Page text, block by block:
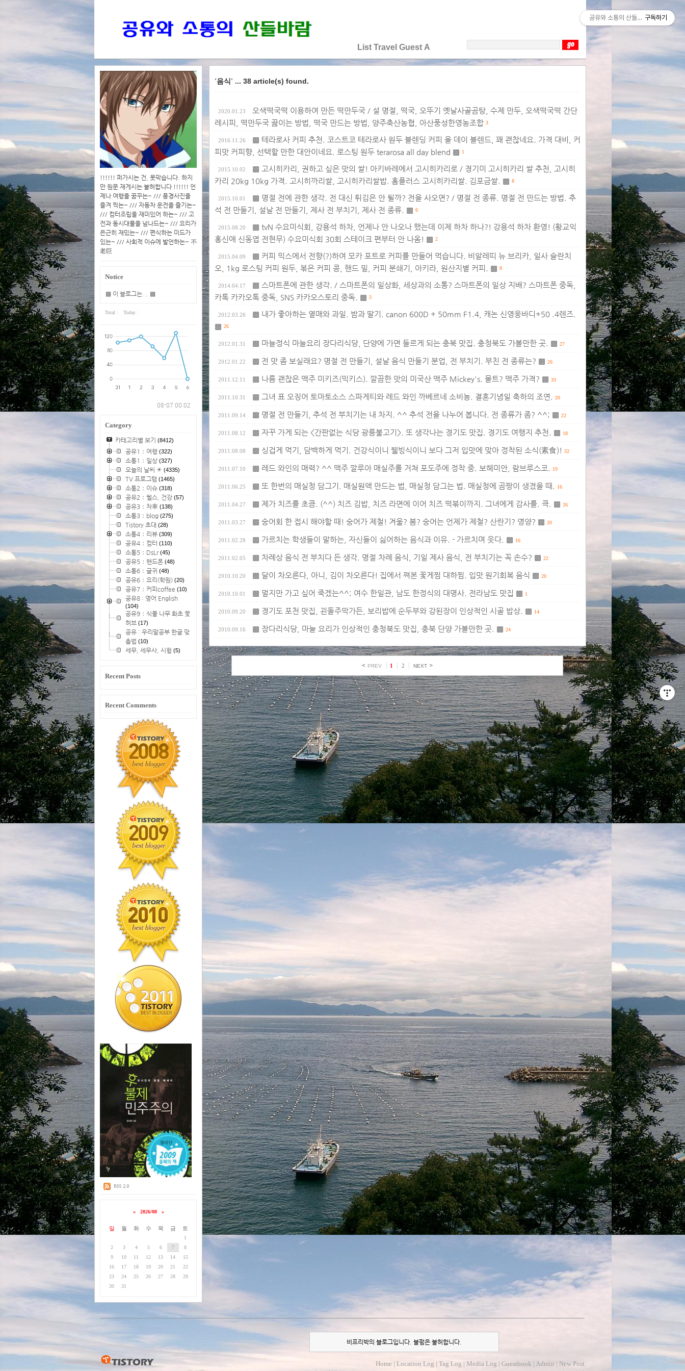
List Travel Guest A
!!!!!! 퍼가시는 건, 못막습니다. 하지
만 원문 재게시는 불허합니다 !!!!!! 언
제나 여행을 꿈꾸는~ /// 풍경사진을
즐겨 찍는~ /// 자동차 운전을 즐기는~
/// 컴터조립을 재미있어 하는~ /// 고
전과 동시대물을 넘나드는~ /// 요리가
은근히 재밌는~ /// 편식하는 미드가
있는~ /// 사회적 이슈에 발언하는~ 不
老巨
Notice
▩ 이 블로그는... ▩
Total : Today :
08-07 00:02
Category
카테고리별 보기 (8412)
공유1：여행 (322)
소통1：일상(327)
오늘의 날씨 ☀ (4335)
TV 프로그램 (1465)
소통2：이슈(318)
공유2：헬스, 건강(57)
공유3：차車(138)
소통3：blog(275)
Tistory 초대 (28)
소통4：리뷰(309)
공유4：컴터 (110)
소통5：DsLr(45)
공유5：핸드폰(48)
소통6：글귀 (48)
공유6：요리(학원)(20)
공유7：커피coffee (10)
공유8 : 영어 English
(104)
공유9：식물 나무 화초 꽃
허브 (17)
공유 : 우리말공부 한글 맞
춤법 (10)
세무, 세무사, 시험 (5)
Recent Posts
Recent Comments
« 2026/08 »
일 월 화 수 목 금 토
1
2
3 4 5 6 7
8
9
10 11 12 13 14
15
16
17 18 19 20 21
22
23
24 25 26 27 28
29
30
31
'음식' ... 38 article(s) found.
2020.01.23 오색떡국떡 이용하여 만든 떡만두국 / 설 명절, 떡국, 오뚜기 옛날사골곰탕, 수제 만두, 오색떡국떡 간단
레시피, 떡만두국 끓이는 방법, 떡국 만드는 방법, 양주축산농협, 아산풍성한영농조합 3
2016.11.26 ▩ 테라로사 커피 추천. 코스트코 테라로사 원두 블렌딩 커피 올 데이 블렌드, 꽤 괜찮네요. 가격 대비, 커
피맛 커피향, 선택할 만한 대안이네요. 로스팅 원두 terarosa all day blend ▩ 1
2015.10.02 ▩ 고시히카리, 권하고 싶은 맛의 쌀! 아키바레에서 고시히카리로 / 경기미 고시히카리 쌀 추천, 고시히
카리 20kg 10kg 가격. 고시히까리쌀, 고시히카리쌀밥. 홈플러스 고시히카리쌀. 김포금쌀. ▩ 8
2015.10.01 ▩ 명절 전에 관한 생각. 전 대신 튀김은 안 될까? 전을 사오면? / 명절 전 종류. 명절 전 만드는 방법. 추
석 전 만들기, 설날 전 만들기, 제사 전 부치기, 제사 전 종류. ▩ 6
2015.08.20 ▩ tvN 수요미식회, 강용석 하차, 언제나 안 나오나 했는데 이제 하차 하나?! 강용석 하차 환영! (황교익
홍신애 신동엽 전현무) 수요미식회 30회 스테이크 편부터 안 나옴! ▩ 2
2015.04.09 ▩ 커피 믹스에서 전향(?)하여 모카 포트로 커피를 만들어 먹습니다. 비알레띠 뉴 브리카, 일사 슬란치
오, 1kg 로스팅 커피 원두, 볶은 커피 콩, 핸드 밀, 커피 분쇄기, 아키라, 원산지별 커피. ▩ 8
2014.04.17 ▩ 스마트폰에 관한 생각. / 스마트폰의 일상화, 세상과의 소통? 스마트폰의 일상 지배? 스마트폰 중독,
카톡 카카오톡 중독, SNS 카카오스토리 중독. ▩ 3
2012.03.26 ▩ 내가 좋아하는 열매와 과일. 밤과 딸기. canon 600D + 50mm F1.4, 캐논 신영웅바디+50 .4렌즈.
▩ 26
2012.01.31 ▩ 마늘정식 마늘요리 장다리식당, 단양에 가면 들르게 되는 충북 맛집. 충청북도 가볼만한 곳. ▩ 27
2012.01.22 ▩ 전 맛 좀 보실래요? 명절 전 만들기, 설날 음식 만들기 분업, 전 부치기. 부친 전 종류는? ▩ 26
2011.12.11 ▩ 나름 괜찮은 맥주 미키즈(믹키스). 깔끔한 맛의 미국산 맥주 Mickey's. 몰트? 맥주 가격? ▩ 33
2011.10.31 ▩ 그녀 표 오징어 토마토소스 스파게티와 레드 와인 까베르네 소비뇽. 결혼기념일 축하의 조연. 20
2011.09.14 ▩ 명절 전 만들기, 추석 전 부치기는 내 차지. ^^ 추석 전을 나누어 봅니다. 전 종류가 좀? ^^; ▩ 22
2011.08.12 ▩ 자꾸 가게 되는 <간판없는 식당 광릉불고기>. 또 생각나는 경기도 맛집. 경기도 여행지 추천. ▩ 18
2011.08.08 ▩ 싱겁게 먹기, 담백하게 먹기. 건강식이니 웰빙식이니 보다 그저 입맛에 맞아 정착된 소식(素食)! 32
2011.07.10 ▩ 레드 와인의 매력? ^^ 맥주 깔루아 매실주를 거쳐 포도주에 정착 중. 보헤미안, 람브루스코. 19
2011.06.25 ▩ 또 한번의 매실청 담그기. 매실원액 만드는 법, 매실청 담그는 법. 매실청에 곰팡이 생겼을 때. 16
2011.04.27 ▩ 제가 치즈를 초큼. (^^) 치즈 김밥, 치즈 라면에 이어 치즈 떡볶이까지. 그녀에게 감사를. 큭. ▩ 26
2011.03.27 ▩ 숭어회 한 접시 해야할 때! 숭어가 제철! 겨울? 봄? 숭어는 언제가 제철? 산란기? 영양? ▩ 20
2011.02.28 ▩ 가르치는 학생들이 말하는, 자신들이 싫어하는 음식과 이유. - 가르치며 웃다. ▩ 16
2011.02.05 ▩ 차례상 음식 전 부치다 든 생각. 명절 차례 음식, 기일 제사 음식, 전 부치기는 꼭 손수? ▩ 22
2010.10.20 ▩ 달이 차오른다, 아니, 김이 차오른다! 집에서 쪄본 꽃게찜 대하찜. 입맛 원기회복 음식 ▩ 20
2010.10.01 ▩ 멀지만 가고 싶어 죽겠는^^; 여수 한일관, 남도 한정식의 대명사. 전라남도 맛집 ▩ 1
2010.09.20 ▩ 경기도 포천 맛집, 괸돌주막가든, 보리밥에 순두부와 강된장이 인상적인 시골 밥상. ▩ 14
2010.09.16 ▩ 장다리식당, 마늘 요리가 인상적인 충청북도 맛집, 충북 단양 가볼만한 곳. ▩ 24
PREV 1 2 NEXT
비프리박의 블로그입니다. 불펌은 불허합니다.
Home | Location Log | Tag Log | Media Log | Guestbook | Admin | New Post
공유와 소통의 산들바람구독하기